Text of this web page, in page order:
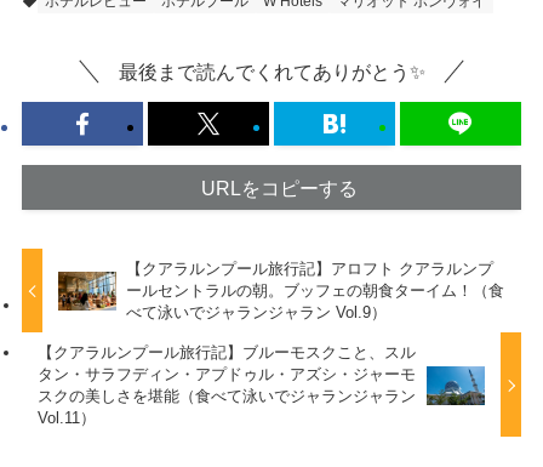
最後まで読んでくれてありがとう✨
URLをコピーする
【クアラルンプール旅行記】アロフト クアラルンプ
ールセントラルの朝。ブッフェの朝食ターイム！（食
べて泳いでジャランジャラン Vol.9）
【クアラルンプール旅行記】ブルーモスクこと、スル
タン・サラフディン・アプドゥル・アズシ・ジャーモ
スクの美しさを堪能（食べて泳いでジャランジャラン
Vol.11）